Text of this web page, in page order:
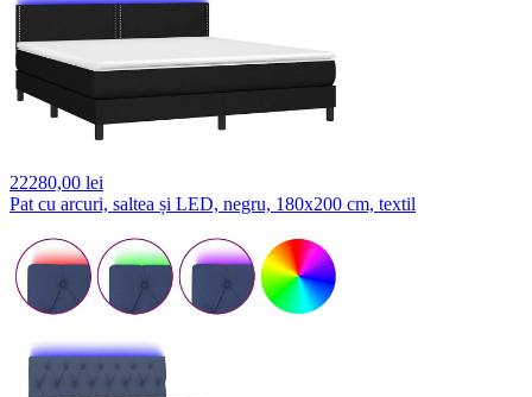
22280,00 lei
Pat cu arcuri, saltea și LED, negru, 180x200 cm, textil